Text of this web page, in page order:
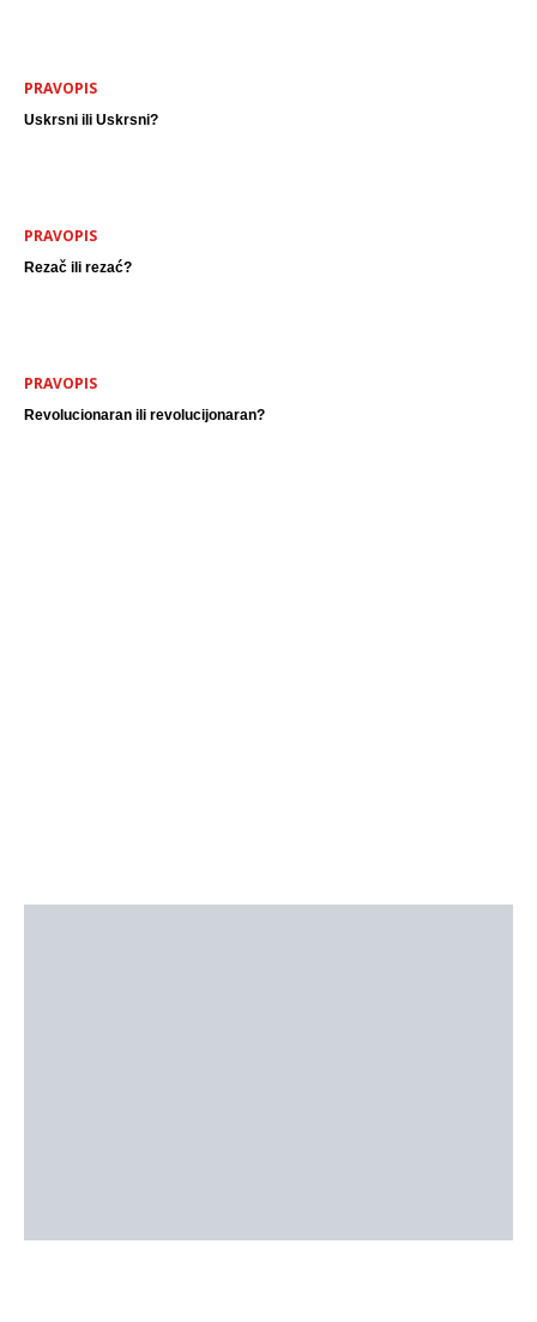
PRAVOPIS
Uskrsni ili Uskrsni?
PRAVOPIS
Rezač ili rezać?
PRAVOPIS
Revolucionaran ili revolucijonaran?